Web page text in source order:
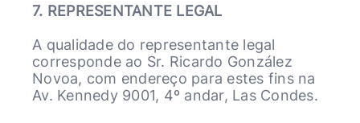
7. REPRESENTANTE LEGAL
A qualidade do representante legal
corresponde ao Sr. Ricardo González
Novoa, com endereço para estes fins na
Av. Kennedy 9001, 4º andar, Las Condes.